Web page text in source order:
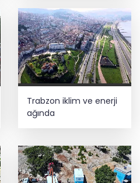
Trabzon iklim ve enerji
ağında